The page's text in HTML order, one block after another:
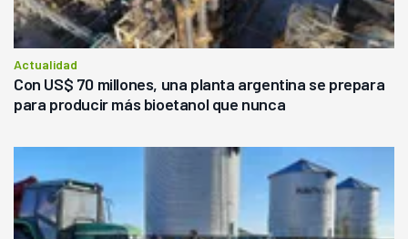
Actualidad
Con US$ 70 millones, una planta argentina se prepara
para producir más bioetanol que nunca